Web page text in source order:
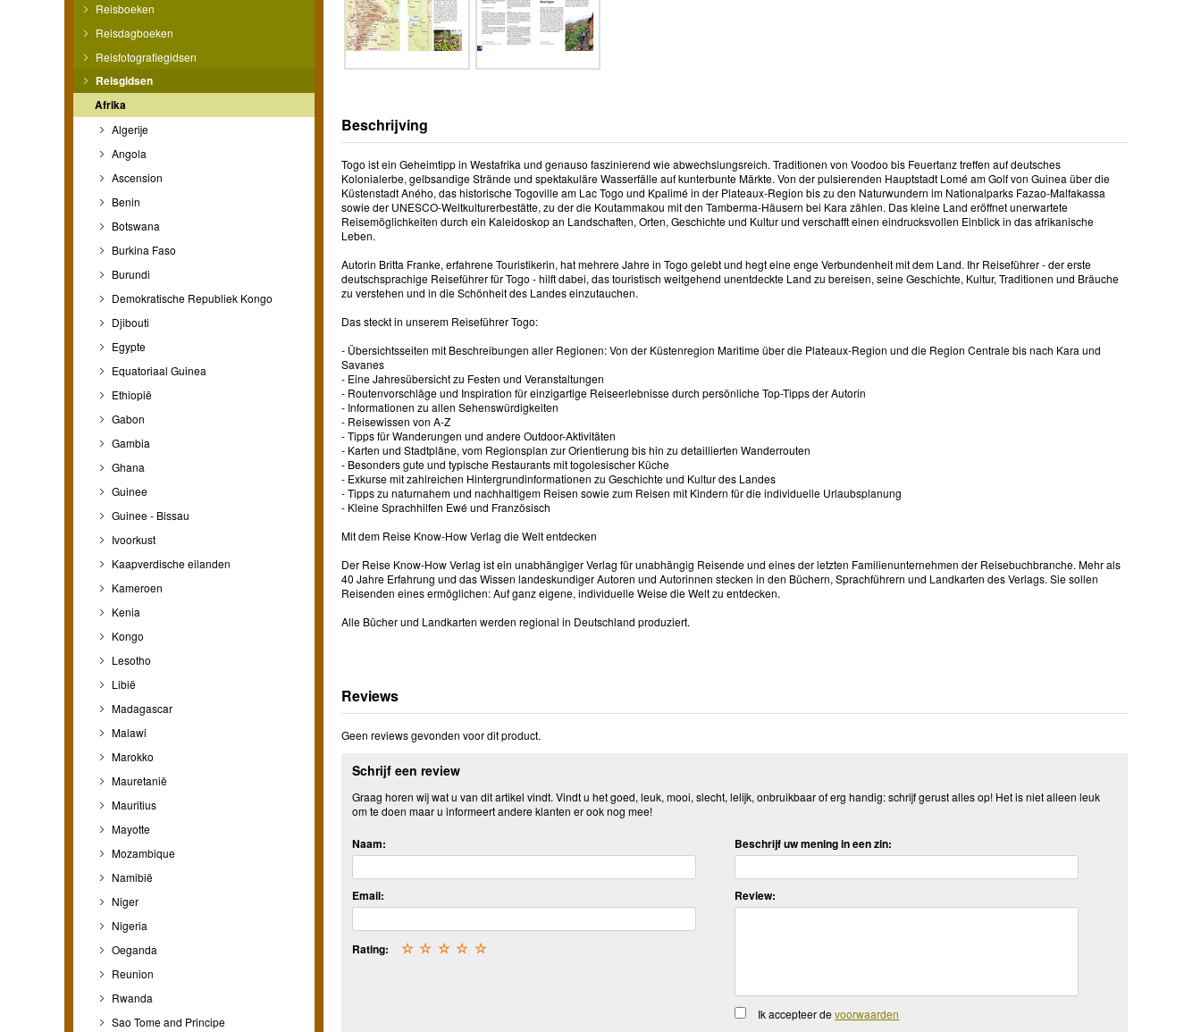
Reisboeken
Reisdagboeken
Reisfotografiegidsen
Reisgidsen
Afrika
Algerije
Angola
Ascension
Benin
Botswana
Burkina Faso
Burundi
Demokratische Republiek Kongo
Djibouti
Egypte
Equatoriaal Guinea
Ethiopië
Gabon
Gambia
Ghana
Guinee
Guinee - Bissau
Ivoorkust
Kaapverdische eilanden
Kameroen
Kenia
Kongo
Lesotho
Libië
Madagascar
Malawi
Marokko
Mauretanië
Mauritius
Mayotte
Mozambique
Namibië
Niger
Nigeria
Oeganda
Reunion
Rwanda
Sao Tome and Principe
Beschrijving
Togo ist ein Geheimtipp in Westafrika und genauso faszinierend wie abwechslungsreich. Traditionen von Voodoo bis Feuertanz treffen auf deutsches
Kolonialerbe, gelbsandige Strände und spektakuläre Wasserfälle auf kunterbunte Märkte. Von der pulsierenden Hauptstadt Lomé am Golf von Guinea über die
Küstenstadt Aného, das historische Togoville am Lac Togo und Kpalimé in der Plateaux-Region bis zu den Naturwundern im Nationalparks Fazao-Malfakassa
sowie der UNESCO-Weltkulturerbestätte, zu der die Koutammakou mit den Tamberma-Häusern bei Kara zählen. Das kleine Land eröffnet unerwartete
Reisemöglichkeiten durch ein Kaleidoskop an Landschaften, Orten, Geschichte und Kultur und verschafft einen eindrucksvollen Einblick in das afrikanische
Leben.
Autorin Britta Franke, erfahrene Touristikerin, hat mehrere Jahre in Togo gelebt und hegt eine enge Verbundenheit mit dem Land. Ihr Reiseführer - der erste
deutschsprachige Reiseführer für Togo - hilft dabei, das touristisch weitgehend unentdeckte Land zu bereisen, seine Geschichte, Kultur, Traditionen und Bräuche
zu verstehen und in die Schönheit des Landes einzutauchen.
Das steckt in unserem Reiseführer Togo:
- Übersichtsseiten mit Beschreibungen aller Regionen: Von der Küstenregion Maritime über die Plateaux-Region und die Region Centrale bis nach Kara und
Savanes
- Eine Jahresübersicht zu Festen und Veranstaltungen
- Routenvorschläge und Inspiration für einzigartige Reiseerlebnisse durch persönliche Top-Tipps der Autorin
- Informationen zu allen Sehenswürdigkeiten
- Reisewissen von A-Z
- Tipps für Wanderungen und andere Outdoor-Aktivitäten
- Karten und Stadtpläne, vom Regionsplan zur Orientierung bis hin zu detaillierten Wanderrouten
- Besonders gute und typische Restaurants mit togolesischer Küche
- Exkurse mit zahlreichen Hintergrundinformationen zu Geschichte und Kultur des Landes
- Tipps zu naturnahem und nachhaltigem Reisen sowie zum Reisen mit Kindern für die individuelle Urlaubsplanung
- Kleine Sprachhilfen Ewé und Französisch
Mit dem Reise Know-How Verlag die Welt entdecken
Der Reise Know-How Verlag ist ein unabhängiger Verlag für unabhängig Reisende und eines der letzten Familienunternehmen der Reisebuchbranche. Mehr als
40 Jahre Erfahrung und das Wissen landeskundiger Autoren und Autorinnen stecken in den Büchern, Sprachführern und Landkarten des Verlags. Sie sollen
Reisenden eines ermöglichen: Auf ganz eigene, individuelle Weise die Welt zu entdecken.
Alle Bücher und Landkarten werden regional in Deutschland produziert.
Reviews
Geen reviews gevonden voor dit product.
Schrijf een review
Graag horen wij wat u van dit artikel vindt. Vindt u het goed, leuk, mooi, slecht, lelijk, onbruikbaar of erg handig: schrijf gerust alles op! Het is niet alleen leuk
om te doen maar u informeert andere klanten er ook nog mee!
Naam:
Email:
Rating: ☆
☆
☆
☆
☆
Beschrijf uw mening in een zin:
Review:
Ik accepteer devoorwaarden